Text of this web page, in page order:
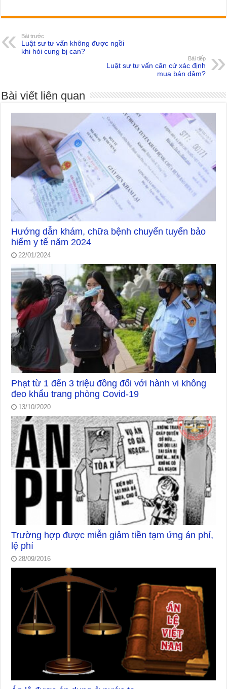
Bài trước
Luật sư tư vấn không được ngồi
khi hỏi cung bị can?
Bài tiếp
Luật sư tư vấn căn cứ xác định
mua bán dâm?
Bài viết liên quan
Hướng dẫn khám, chữa bệnh chuyển tuyến bảo
hiểm y tế năm 2024
22/01/2024
Phạt từ 1 đến 3 triệu đồng đối với hành vi không
đeo khẩu trang phòng Covid-19
13/10/2020
Trường hợp được miễn giảm tiền tạm ứng án phí,
lệ phí
28/09/2016